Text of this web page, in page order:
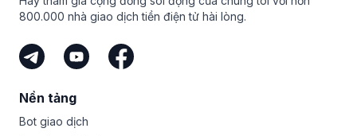
800.000 nhà giao dịch tiền điện tử hài lòng.
Nền tảng
Bot giao dịch